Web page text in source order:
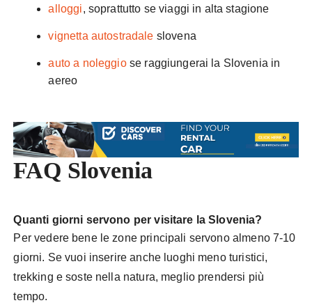
alloggi, soprattutto se viaggi in alta stagione
vignetta autostradale slovena
auto a noleggiose raggiungerai la Slovenia in
aereo
FAQ Slovenia
Quanti giorni servono per visitare la Slovenia?
Per vedere bene le zone principali servono almeno 7-10
giorni. Se vuoi inserire anche luoghi meno turistici,
trekking e soste nella natura, meglio prendersi più
tempo.